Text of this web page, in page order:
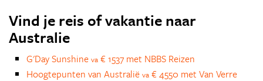
Vind je reis of vakantie naar
Australie
G'Day Sunshine va € 1537 met NBBS Reizen
Hoogtepunten van Australië va € 4550 met Van Verre